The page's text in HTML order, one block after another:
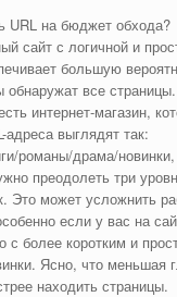
URL на бюджет обхода?
сайт с логичной и
большую
обнаружат все страницы.
интернет-магазин,
выглядят так:
романы/драма/
преодолеть три
Это может усложнить
если у вас на
с более коротким и
Ясно, что меньшая
находить страницы.